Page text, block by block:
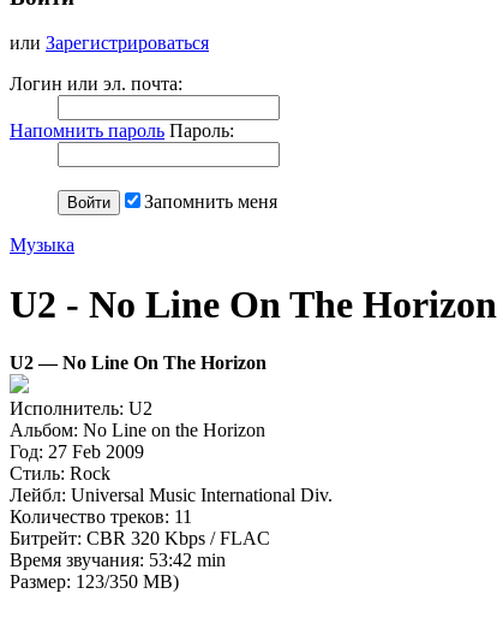
или Зарегистрироваться
Логин или эл. почта:
Напомнить пароль Пароль:
Запомнить меня
Музыка
U2 - No Line On The Horizon
U2 — No Line On The Horizon
Исполнитель: U2
Альбом: No Line on the Horizon
Год: 27 Feb 2009
Стиль: Rock
Лейбл: Universal Music International Div.
Количество треков: 11
Битрейт: CBR 320 Kbps / FLAC
Время звучания: 53:42 min
Размер: 123/350 MB)